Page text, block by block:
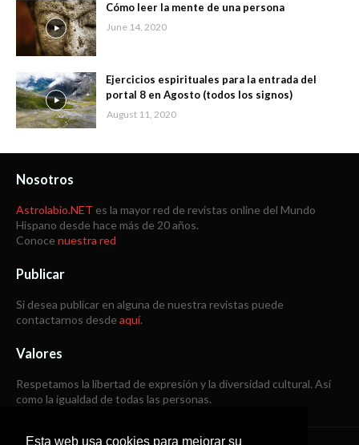
Esta web usa cookies para mejorar su
Cómo leer la mente de una persona
June 14, 2020
Ejercicios espirituales para la entrada del
portal 8 en Agosto (todos los signos)
August 11, 2020
Nosotros
Astrolabio.NET es la mayor red de revistas online del Mundo
Hispano desde hace más de 20 años.
Conoce nuestra red
Publicar
Si desea publicar en alguna de nuestra revistas puede
contactarnos desde aquí.
Valores
Respetamos la libertad de expresión y la diversidad cultural. Así
como la igualdad de todas las personas.